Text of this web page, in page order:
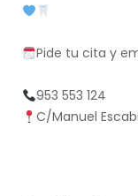
Pide tu cita y
953 553 124
C/Manuel